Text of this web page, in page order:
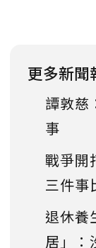
更多新聞
譚敦慈
事
戰爭開
三件事
退休養
居」：